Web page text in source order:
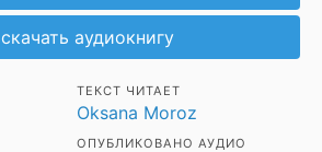
скачать аудиокнигу
ТЕКСТ ЧИТАЕТ
Oksana Moroz
ОПУБЛИКОВАНО АУДИО